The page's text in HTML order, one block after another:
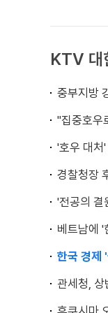
KTV 대
중부지방
"집중호우
'호우 대처'
경찰청장
'전공의 결
베트남에 '
한국 경제
관세청, 상